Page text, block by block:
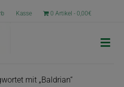
Kasse 0 Artikel 0,00€
N
a
mit „Baldrian“